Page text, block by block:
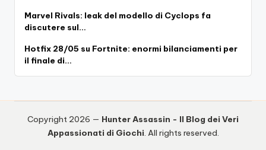
Marvel Rivals: leak del modello di Cyclops fa
discutere sul…
Hotfix 28/05 su Fortnite: enormi bilanciamenti per
il finale di…
Copyright 2026 — Hunter Assassin - Il Blog dei Veri
Appassionati di Giochi . All rights reserved.